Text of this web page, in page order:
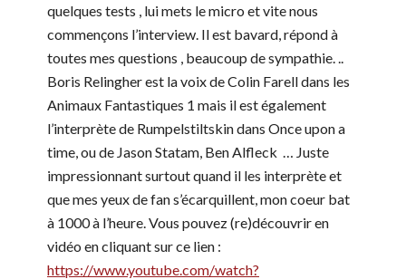
quelques tests , lui mets le micro et vite nous
commençons l’interview. Il est bavard, répond à
toutes mes questions , beaucoup de sympathie. ..
Boris Relingher est la voix de Colin Farell dans les
Animaux Fantastiques 1 mais il est également
l’interprète de Rumpelstiltskin dans Once upon a
time, ou de Jason Statam, Ben Alfleck … Juste
impressionnant surtout quand il les interprète et
que mes yeux de fan s’écarquillent, mon coeur bat
à 1000 à l’heure. Vous pouvez (re)découvrir en
vidéo en cliquant sur ce lien :
https://www.youtube.com/watch?